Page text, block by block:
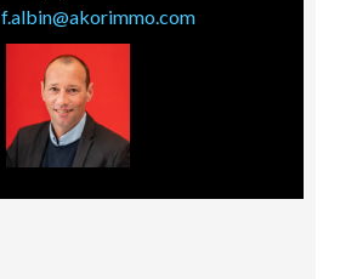
f.albin@akorimmo.com